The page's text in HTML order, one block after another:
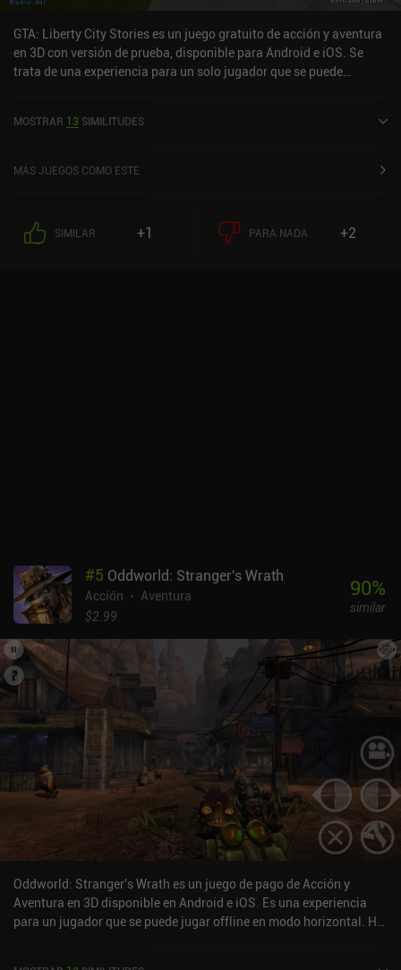
GTA: Liberty City Stories es un juego gratuito de acción y aventura
en 3D con versión de prueba, disponible para Android e iOS. Se
trata de una experiencia para un solo jugador que se puede
Liberty City Stories se lanzó en febrero de 2016 y tiene
sobre 5,0 en la App Store de iOS.
MOSTRAR 13 SIMILITUDES
MÁS JUEGOS COMO ESTE
SIMILAR +1 PARA NADA +2
#5 Oddworld: Stranger's Wrath
Acción
Aventura
$2.99
90%
similar
Oddworld: Stranger's Wrath es un juego de pago de Acción y
Aventura en 3D disponible en Android e iOS. Es una experiencia
para un jugador que se puede jugar offline en modo horizontal. Ha